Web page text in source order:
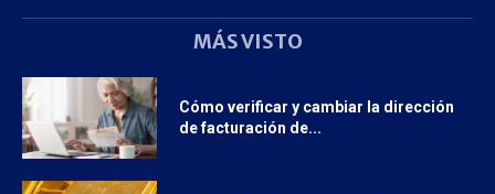
MÁS VISTO
Cómo verificar y cambiar la dirección
de facturación de...